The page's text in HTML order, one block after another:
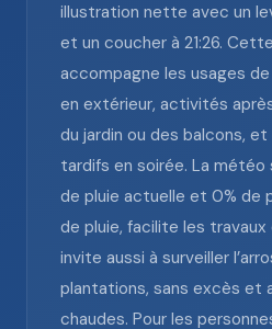
illustration nette avec un
et un coucher à 21:26.
accompagne les usages
en extérieur, activités
du jardin ou des balcons,
tardifs en soirée. La
de pluie actuelle et 0% de
de pluie, facilite les travaux
invite aussi à surveiller
plantations, sans excès et
chaudes. Pour les